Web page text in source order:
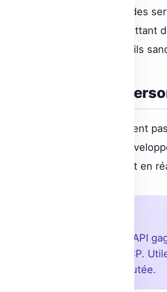
les agents gérés à des
personnalisé, permettant
tout en utilisant des outils
de fonctions
agents gérés ne se cantonnent
personnalisées, les
depuis le client, tout en
Les agents gérés de Gemini API
l’intégration des serveurs MCP.
process sans complexité ajoutée.